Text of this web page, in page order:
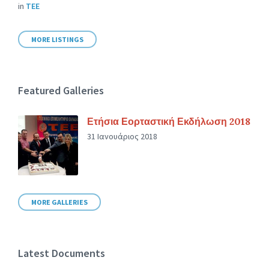
in ΤΕΕ
MORE LISTINGS
Featured Galleries
Ετήσια Εορταστική Εκδήλωση 2018
31 Ιανουάριος 2018
MORE GALLERIES
Latest Documents